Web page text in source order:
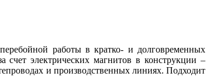
работы в кратко- и долговременных
электрических магнитов в конструкции –
и производственных линиях. Подходит